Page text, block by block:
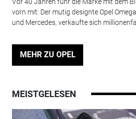
vorn mit: Der mutig designte Opel
und Mercedes, verkaufte sich
MEHR ZU OPEL
MEISTGELESEN